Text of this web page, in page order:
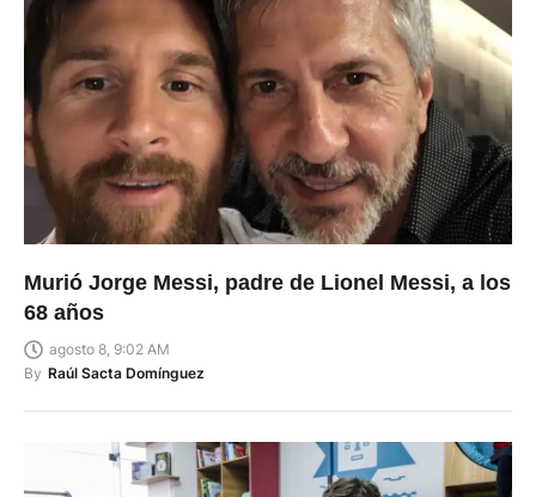
Murió Jorge Messi, padre de Lionel Messi, a los
68 años
agosto 8, 9:02 AM
By Raúl Sacta Domínguez